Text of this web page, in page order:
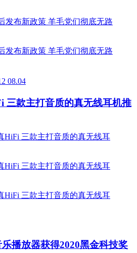
08.04
三款主打音质的真无线耳机推
播放器获得2020黑金科技奖